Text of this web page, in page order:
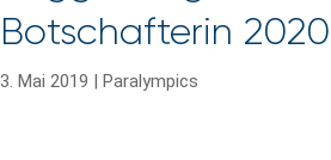
Botschafterin 2020
3. Mai 2019 | Paralympics